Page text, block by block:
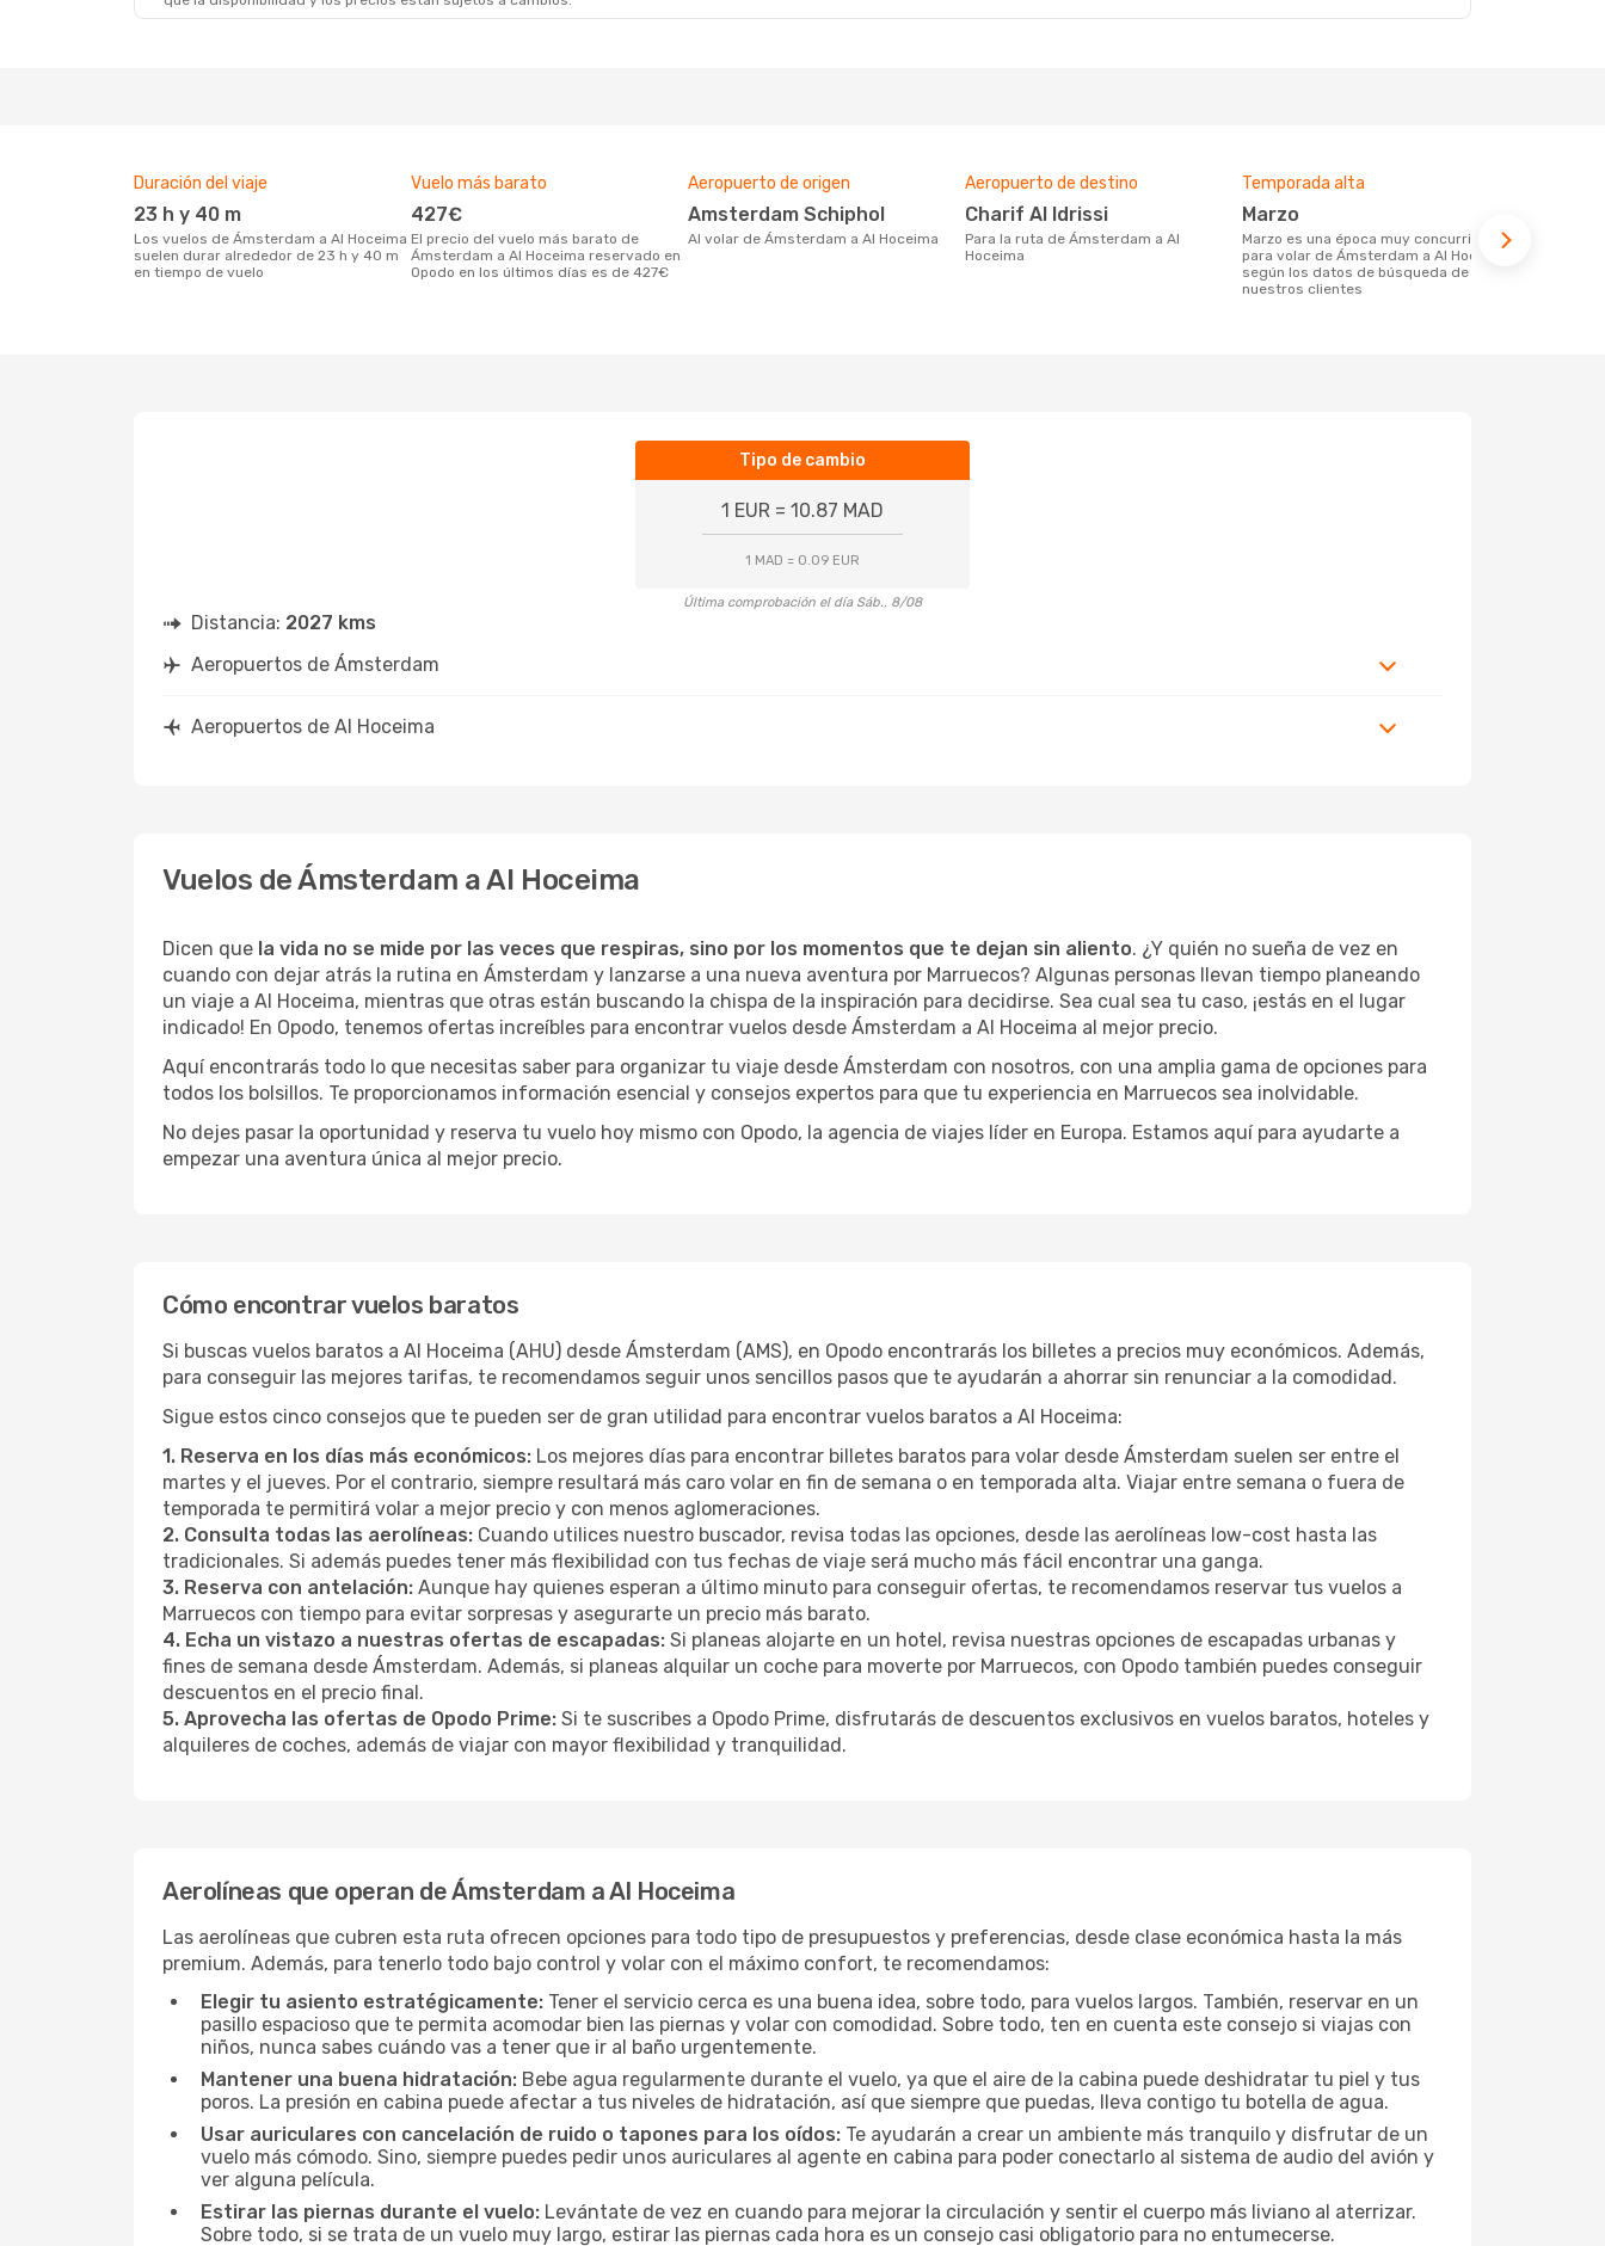
Duración del viaje
23 h y 40 m
Los vuelos de Ámsterdam a Al Hoceima
suelen durar alrededor de 23 h y 40 m
en tiempo de vuelo
Vuelo más barato
427€
El precio del vuelo más barato de
Ámsterdam a Al Hoceima reservado en
Opodo en los últimos días es de 427€
Aeropuerto de origen
Amsterdam Schiphol
Al volar de Ámsterdam a Al Hoceima
Aeropuerto de destino
Charif Al Idrissi
Para la ruta de Ámsterdam a Al
Hoceima
Temporada alta
marzo
marzo es una época muy concurrida
para volar de Ámsterdam a Al Hoceima,
según los datos de búsqueda de
nuestros clientes
Tipo de cambio
1 EUR = 10.87 MAD
1 MAD = 0.09 EUR
Última comprobación el día Sáb., 8/08
Distancia: 2027 kms
Aeropuertos de Ámsterdam
Aeropuertos de Al Hoceima
Vuelos de Ámsterdam a Al Hoceima
Dicen que la vida no se mide por las veces que respiras, sino por los momentos que te dejan sin aliento. ¿Y quién no sueña de vez en
cuando con dejar atrás la rutina en Ámsterdam y lanzarse a una nueva aventura por Marruecos? Algunas personas llevan tiempo planeando
un viaje a Al Hoceima, mientras que otras están buscando la chispa de la inspiración para decidirse. Sea cual sea tu caso, ¡estás en el lugar
indicado! En Opodo, tenemos ofertas increíbles para encontrar vuelos desde Ámsterdam a Al Hoceima al mejor precio.
Aquí encontrarás todo lo que necesitas saber para organizar tu viaje desde Ámsterdam con nosotros, con una amplia gama de opciones para
todos los bolsillos. Te proporcionamos información esencial y consejos expertos para que tu experiencia en Marruecos sea inolvidable.
No dejes pasar la oportunidad y reserva tu vuelo hoy mismo con Opodo, la agencia de viajes líder en Europa. Estamos aquí para ayudarte a
empezar una aventura única al mejor precio.
Cómo encontrar vuelos baratos
Si buscas vuelos baratos a Al Hoceima (AHU) desde Ámsterdam (AMS), en Opodo encontrarás los billetes a precios muy económicos. Además,
para conseguir las mejores tarifas, te recomendamos seguir unos sencillos pasos que te ayudarán a ahorrar sin renunciar a la comodidad.
Sigue estos cinco consejos que te pueden ser de gran utilidad para encontrar vuelos baratos a Al Hoceima:
1. Reserva en los días más económicos: Los mejores días para encontrar billetes baratos para volar desde Ámsterdam suelen ser entre el
martes y el jueves. Por el contrario, siempre resultará más caro volar en fin de semana o en temporada alta. Viajar entre semana o fuera de
temporada te permitirá volar a mejor precio y con menos aglomeraciones.
2. Consulta todas las aerolíneas: Cuando utilices nuestro buscador, revisa todas las opciones, desde las aerolíneas low-cost hasta las
tradicionales. Si además puedes tener más flexibilidad con tus fechas de viaje será mucho más fácil encontrar una ganga.
3. Reserva con antelación: Aunque hay quienes esperan a último minuto para conseguir ofertas, te recomendamos reservar tus vuelos a
Marruecos con tiempo para evitar sorpresas y asegurarte un precio más barato.
4. Echa un vistazo a nuestras ofertas de escapadas: Si planeas alojarte en un hotel, revisa nuestras opciones de escapadas urbanas y
fines de semana desde Ámsterdam. Además, si planeas alquilar un coche para moverte por Marruecos, con Opodo también puedes conseguir
descuentos en el precio final.
5. Aprovecha las ofertas de Opodo Prime: Si te suscribes a Opodo Prime, disfrutarás de descuentos exclusivos en vuelos baratos, hoteles y
alquileres de coches, además de viajar con mayor flexibilidad y tranquilidad.
Aerolíneas que operan de Ámsterdam a Al Hoceima
Las aerolíneas que cubren esta ruta ofrecen opciones para todo tipo de presupuestos y preferencias, desde clase económica hasta la más
premium. Además, para tenerlo todo bajo control y volar con el máximo confort, te recomendamos:
Elegir tu asiento estratégicamente: Tener el servicio cerca es una buena idea, sobre todo, para vuelos largos. También, reservar en un
pasillo espacioso que te permita acomodar bien las piernas y volar con comodidad. Sobre todo, ten en cuenta este consejo si viajas con
niños, nunca sabes cuándo vas a tener que ir al baño urgentemente.
Mantener una buena hidratación: Bebe agua regularmente durante el vuelo, ya que el aire de la cabina puede deshidratar tu piel y tus
poros. La presión en cabina puede afectar a tus niveles de hidratación, así que siempre que puedas, lleva contigo tu botella de agua.
Usar auriculares con cancelación de ruido o tapones para los oídos: Te ayudarán a crear un ambiente más tranquilo y disfrutar de un
vuelo más cómodo. Sino, siempre puedes pedir unos auriculares al agente en cabina para poder conectarlo al sistema de audio del avión y
ver alguna película.
Estirar las piernas durante el vuelo: Levántate de vez en cuando para mejorar la circulación y sentir el cuerpo más liviano al aterrizar.
Sobre todo, si se trata de un vuelo muy largo, estirar las piernas cada hora es un consejo casi obligatorio para no entumecerse.